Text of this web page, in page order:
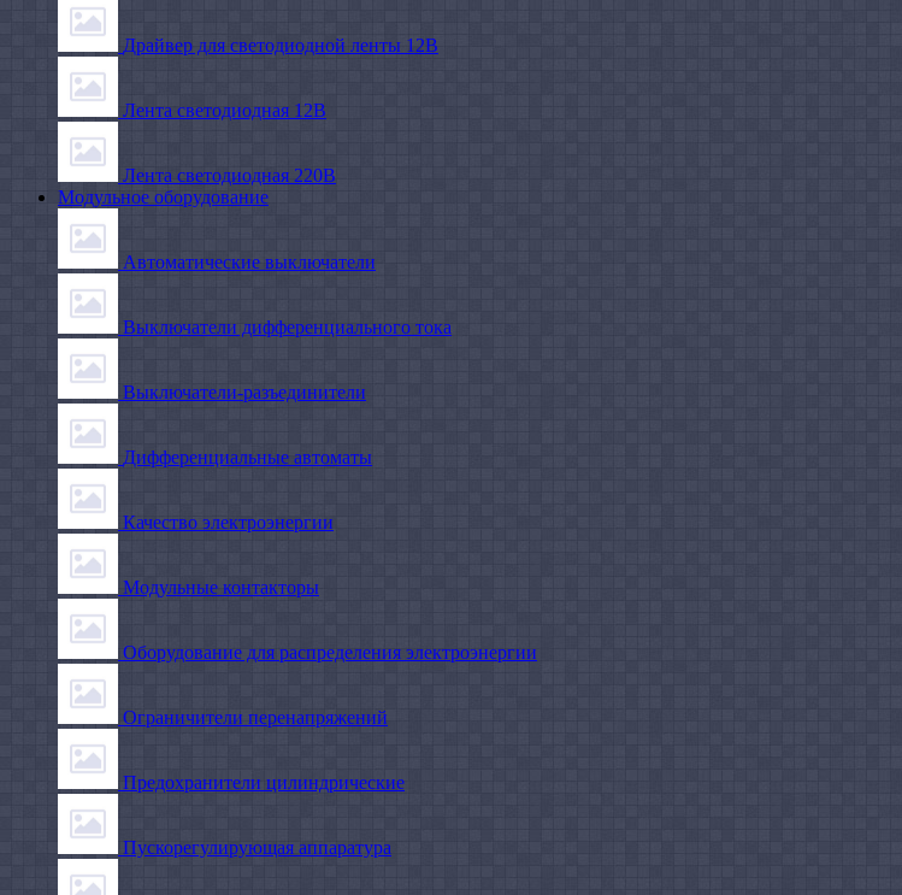
Драйвер для светодиодной ленты 12В
Лента светодиодная 12В
Лента светодиодная 220В
Модульное оборудование
Автоматические выключатели
Выключатели дифференциального тока
Выключатели-разъединители
Дифференциальные автоматы
Качество электроэнергии
Модульные контакторы
Оборудование для распределения электроэнергии
Ограничители перенапряжений
Предохранители цилиндрические
Пускорегулирующая аппаратура